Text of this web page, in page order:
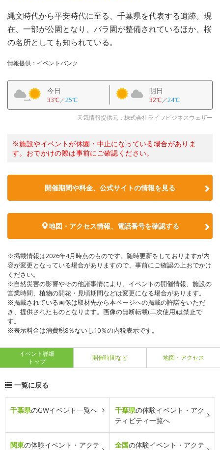
縄文時代から平安時代に至る、千葉県を代表する遺跡。現
在、一部が公園となり、バラ園が整備されているほか、桜
の名所としても知られている。
情報提供：イベントバンク
今日
33℃／25℃
明日
32℃／24℃
天気情報提供元：株式会社ライフビジネスウェザー
※施設やイベントが休園・中止になっている場合がありま
す。おでかけの際は事前にご確認ください。
開催期間や料金、公式サイトの情報を見る
地図・アクセス情報、電話番号を確認する
※掲載情報は2026年4月時点のものです。随時更新をしておりますが内
容が変更となっている場合がありますので、事前にご確認の上おでかけ
ください。
※自然災害の影響やその他諸事情により、イベントの開催情報、施設の
営業時間、植物の開花・見頃期間などは変更になる場合があります。
※掲載されている画像は取材先から本ページへの掲載の許諾をいただ
き、提供されたものとなります。画像の無断転載(二次使用)は禁止で
す。
※表示料金は消費税8％ないし10％の内税表示です。
イベント詳細
トップ
開催時間など 地図・アクセス
一覧に戻る
千葉県のGWイベント一覧へ 千葉県の体験イベント・アク
ティビティ一覧へ
関東の体験イベント・アクテ
全国の体験イベント・アクテ